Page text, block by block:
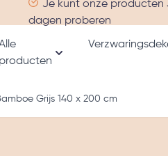
Je kunt onze producten
dagen proberen
producten
Toon submenu voor
Grijs 140 x 200 cm